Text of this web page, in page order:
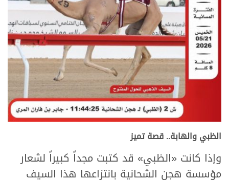
الظبي والهابة.. قصة تميز
وإذا كانت «الظبي» قد كتبت مجداً كبيراً لشعار
مؤسسة هجن الشحانية بانتزاعها هذا السيف